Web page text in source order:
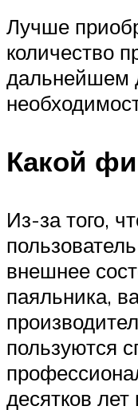
Лучше
количество
дальнейшем
Какой
Из-за того,
внешнее
паяльника,
пользуются
десятков